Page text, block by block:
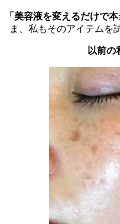
「美容液を変えるだけで
ま、私もそのアイテム
以前の